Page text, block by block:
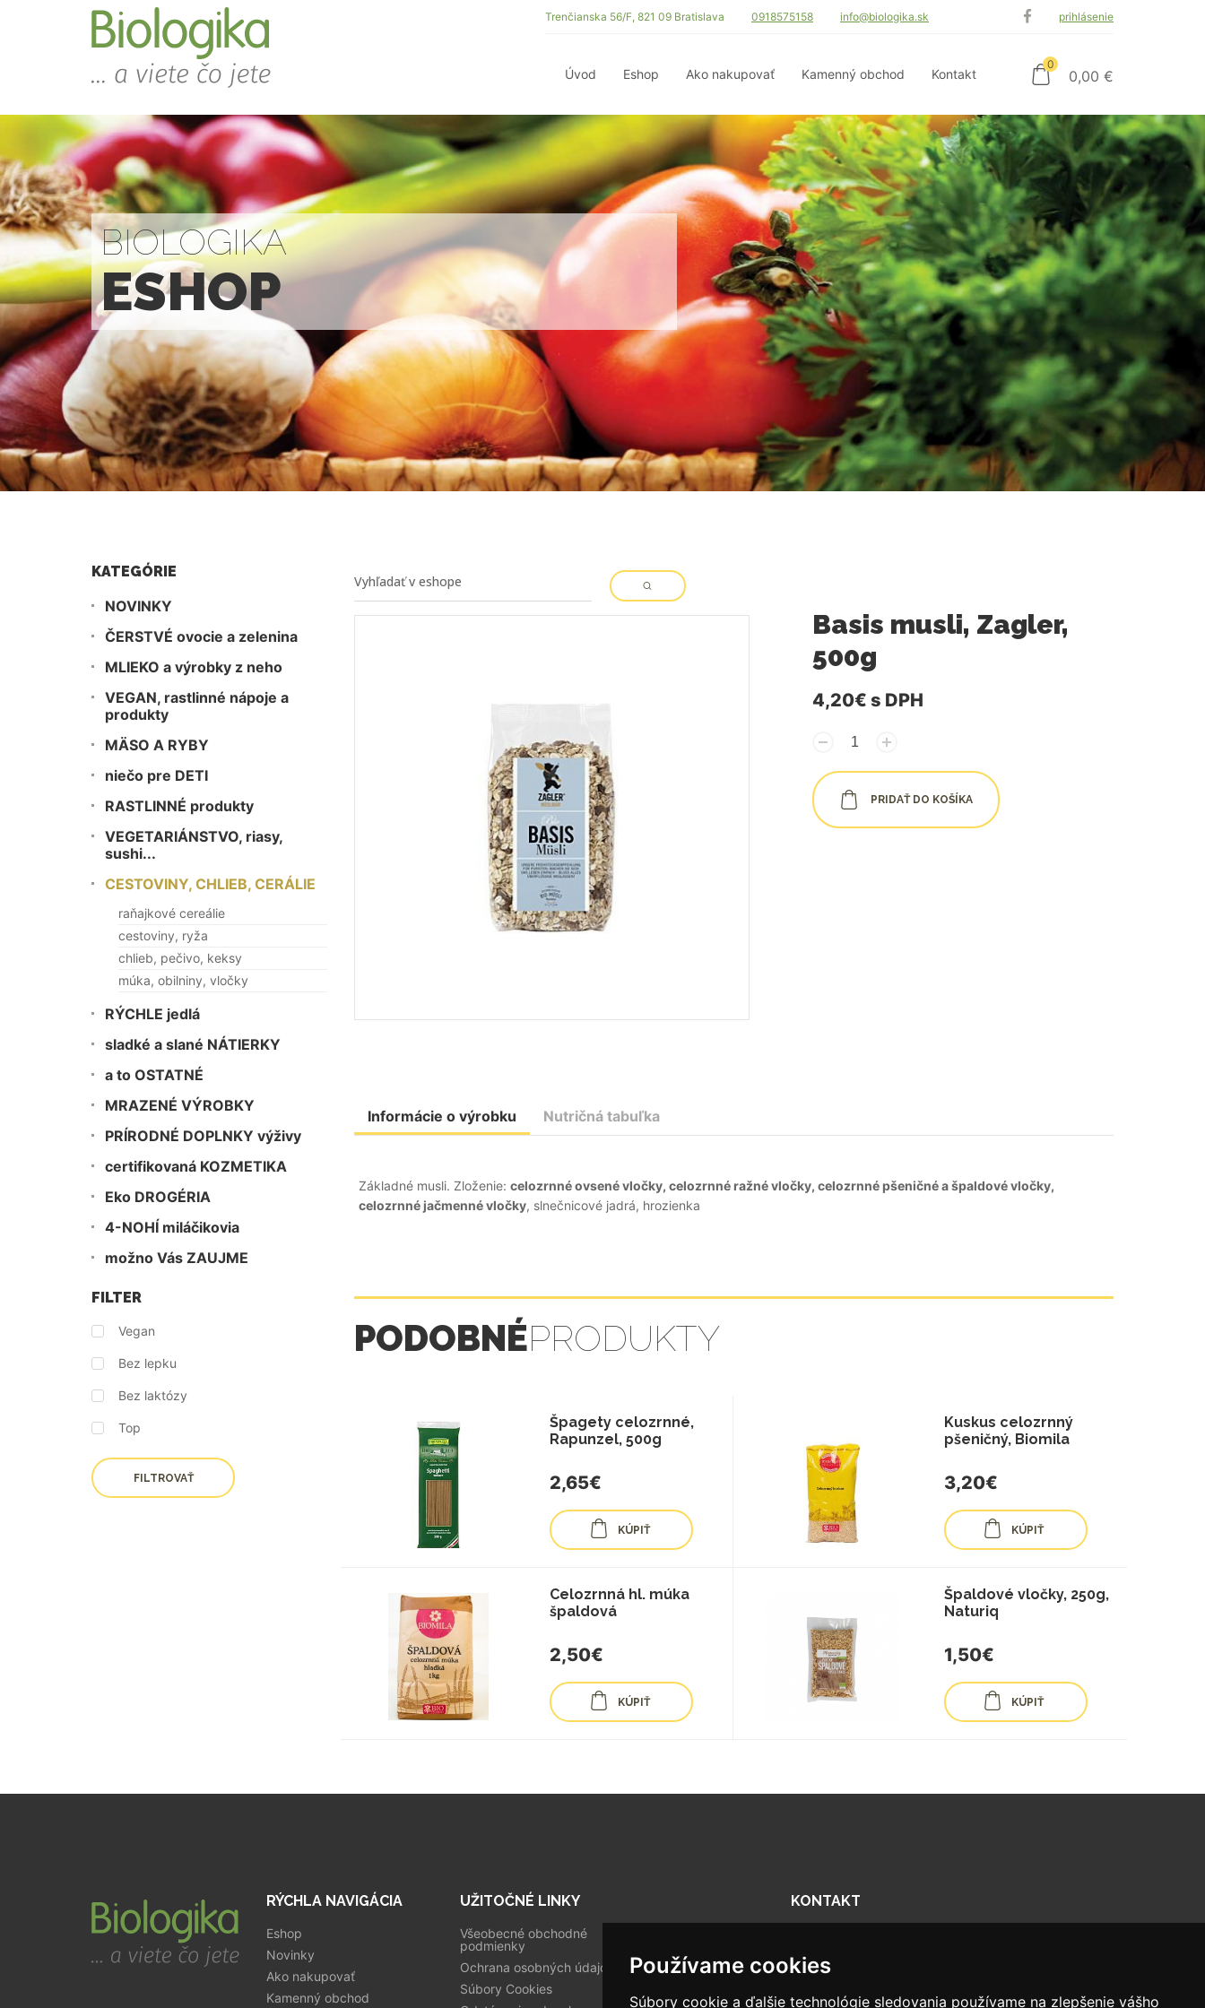
Používame cookies
Súbory cookie a ďalšie technológie sledovania používame na zlepšenie vášho
Úvod Eshop Ako nakupovať Kamenný obchod Kontakt
0
0,00 €
Trenčianska 56/F, 821 09 Bratislava 0918575158 info@biologika.sk prihlásenie
BIOLOGIKA
ESHOP
KATEGÓRIE
NOVINKY
ČERSTVÉ ovocie a zelenina
MLIEKO a výrobky z neho
VEGAN, rastlinné nápoje a
produkty
MÄSO A RYBY
niečo pre DETI
RASTLINNÉ produkty
VEGETARIÁNSTVO, riasy,
sushi...
CESTOVINY, CHLIEB, CERÁLIE
raňajkové cereálie
cestoviny, ryža
chlieb, pečivo, keksy
múka, obilniny, vločky
RÝCHLE jedlá
sladké a slané NÁTIERKY
a to OSTATNÉ
MRAZENÉ VÝROBKY
PRÍRODNÉ DOPLNKY výživy
certifikovaná KOZMETIKA
Eko DROGÉRIA
4-NOHÍ miláčikovia
možno Vás ZAUJME
FILTER
Vegan
Bez lepku
Bez laktózy
Top
FILTROVAŤ
Basis musli, Zagler,
500g
4,20€s DPH
PRIDAŤ DO KOŠÍKA
Informácie o výrobku Nutričná tabuľka
Základné musli. Zloženie: celozrnné ovsené vločky, celozrnné ražné vločky, celozrnné pšeničné a špaldové vločky,
celozrnné jačmenné vločky, slnečnicové jadrá, hrozienka
PODOBNÉPRODUKTY
Špagety celozrnné,
Rapunzel, 500g
2,65€
KÚPIŤ
Kuskus celozrnný
pšeničný, Biomila
3,20€
KÚPIŤ
Celozrnná hl. múka
špaldová
2,50€
KÚPIŤ
Špaldové vločky, 250g,
Naturiq
1,50€
KÚPIŤ
RÝCHLA NAVIGÁCIA
Eshop
Novinky
Ako nakupovať
Kamenný obchod
UŽITOČNÉ LINKY
Všeobecné obchodné
podmienky
Ochrana osobných údajov
Súbory Cookies
KONTAKT
0918575158
info@biologika.sk